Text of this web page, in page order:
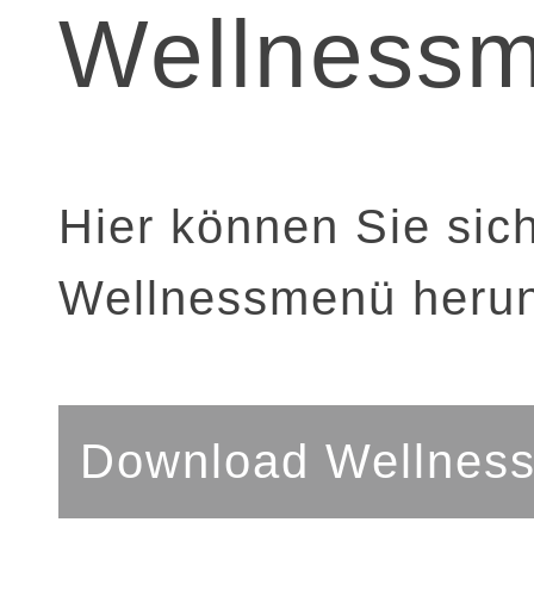
Hier können Sie
Wellnessmenü
Download